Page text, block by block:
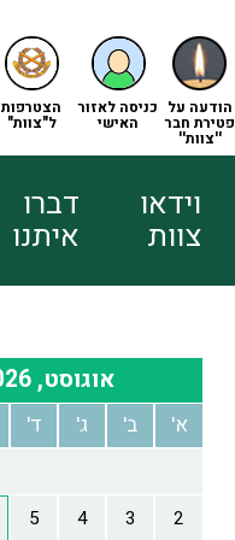
הצטרפות
ל"צוות"
כניסה לאזור
האישי
הודעה על
פטירת חבר
''צוות''
וידאו
צוות
דברו
איתנו